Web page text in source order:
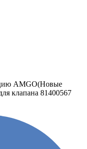
AMGO(Новые
клапана 81400567